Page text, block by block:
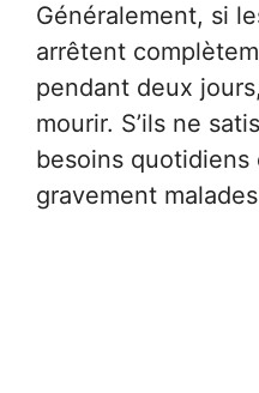
Généralement, si
arrêtent
pendant deux
mourir. S’ils ne
besoins
gravement